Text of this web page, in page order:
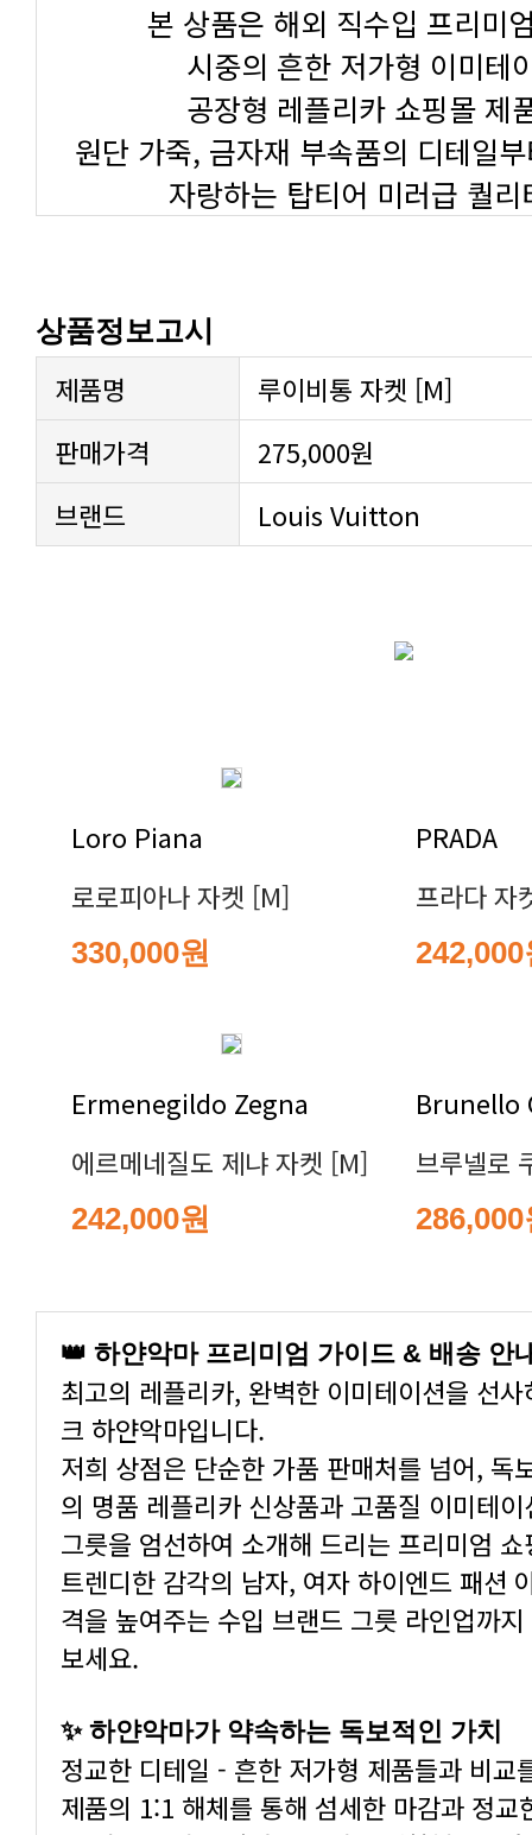
본 상품은 해외 직수입 프리미
시중의 흔한 저가형 이미테
공장형 레플리카 쇼핑몰 제
원단 가죽, 금자재 부속품의 디테일
자랑하는 탑티어 미러급 퀄리
상품정보고시
제품명
루이비통 자켓 [M]
판매가격
275,000원
브랜드
Louis Vuitton
Loro Piana
로로피아나 자켓 [M]
330,000원
PRADA
프라다 자
242,000
Ermenegildo Zegna
에르메네질도 제냐 자켓 [M]
242,000원
Brunello
브루넬로
286,000
👑 하얀악마 프리미엄 가이드 & 배송 안
최고의 레플리카, 완벽한 이미테이션을 선
크 하얀악마입니다.
저희 상점은 단순한 가품 판매처를 넘어, 독
의 명품 레플리카 신상품과 고품질 이미테
그릇을 엄선하여 소개해 드리는 프리미엄
트렌디한 감각의 남자, 여자 하이엔드 패션
격을 높여주는 수입 브랜드 그릇 라인업까
보세요.
✨ 하얀악마가 약속하는 독보적인 가치
정교한 디테일 - 흔한 저가형 제품들과 비교
제품의 1:1 해체를 통해 섬세한 마감과 정교